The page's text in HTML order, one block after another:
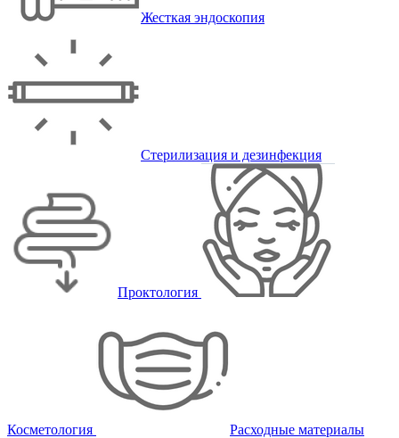
Жесткая эндоскопия
Стерилизация и дезинфекция
Проктология
Косметология Расходные материалы